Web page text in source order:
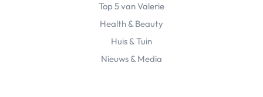
Top 5 van Valerie
Health & Beauty
Huis & Tuin
Nieuws & Media